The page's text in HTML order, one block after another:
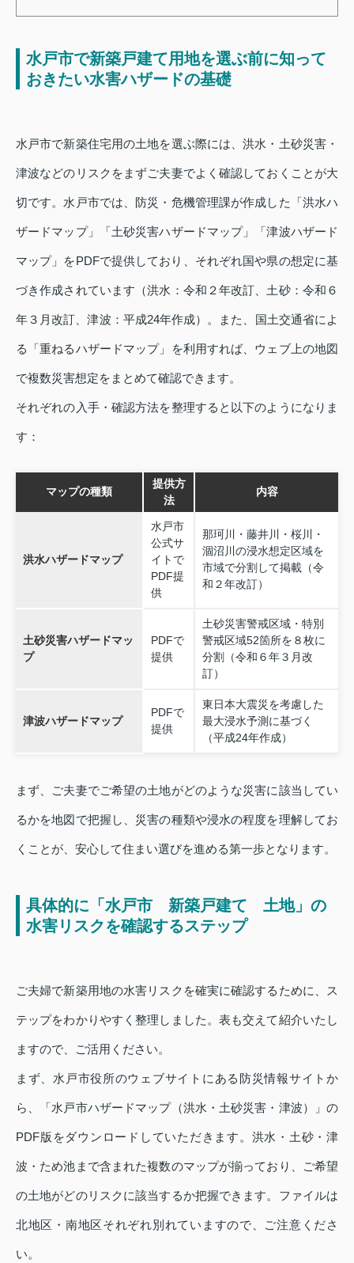
水戸市で新築戸建て用地を選ぶ前に知って
おきたい水害ハザードの基礎
水戸市で新築住宅用の土地を選ぶ際には、洪水・土砂災害・
津波などのリスクをまずご夫妻でよく確認しておくことが大
切です。水戸市では、防災・危機管理課が作成した「洪水ハ
ザードマップ」「土砂災害ハザードマップ」「津波ハザード
マップ」をPDFで提供しており、それぞれ国や県の想定に基
づき作成されています（洪水：令和２年改訂、土砂：令和６
年３月改訂、津波：平成24年作成）。また、国土交通省によ
る「重ねるハザードマップ」を利用すれば、ウェブ上の地図
で複数災害想定をまとめて確認できます。
それぞれの入手・確認方法を整理すると以下のようになりま
す：
マップの種類
提供方
法
内容
洪水ハザードマップ
水戸市
公式サ
イトで
PDF提
供
那珂川・藤井川・桜川・
涸沼川の浸水想定区域を
市域で分割して掲載（令
和２年改訂）
土砂災害ハザードマッ
プ
PDFで
提供
土砂災害警戒区域・特別
警戒区域52箇所を８枚に
分割（令和６年３月改
訂）
津波ハザードマップ
PDFで
提供
東日本大震災を考慮した
最大浸水予測に基づく
（平成24年作成）
まず、ご夫妻でご希望の土地がどのような災害に該当してい
るかを地図で把握し、災害の種類や浸水の程度を理解してお
くことが、安心して住まい選びを進める第一歩となります。
具体的に「水戸市 新築戸建て 土地」の
水害リスクを確認するステップ
ご夫婦で新築用地の水害リスクを確実に確認するために、ス
テップをわかりやすく整理しました。表も交えて紹介いたし
ますので、ご活用ください。
まず、水戸市役所のウェブサイトにある防災情報サイトか
ら、「水戸市ハザードマップ（洪水・土砂災害・津波）」の
PDF版をダウンロードしていただきます。洪水・土砂・津
波・ため池まで含まれた複数のマップが揃っており、ご希望
の土地がどのリスクに該当するか把握できます。ファイルは
北地区・南地区それぞれ別れていますので、ご注意くださ
い。